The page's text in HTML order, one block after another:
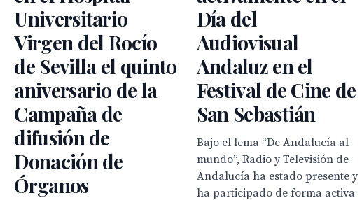
Universitario
Virgen del Rocío
de Sevilla el quinto
aniversario de la
Campaña de
difusión de
Donación de
Órganos
Día del
Audiovisual
Andaluz en el
Festival de Cine de
San Sebastián
Bajo el lema “De Andalucía al
mundo”, Radio y Televisión de
Andalucía ha estado presente y
ha participado de forma activa